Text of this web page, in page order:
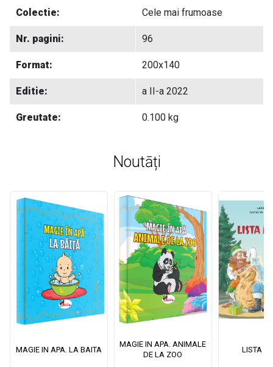
Colectie: Cele mai frumoase
Nr. pagini: 96
Format: 200x140
Editie: a II-a 2022
Greutate: 0.100 kg
Noutāți
MAGIE IN APA. LA BAITA
MAGIE IN APA. ANIMALE
DE LA ZOO
LISTA